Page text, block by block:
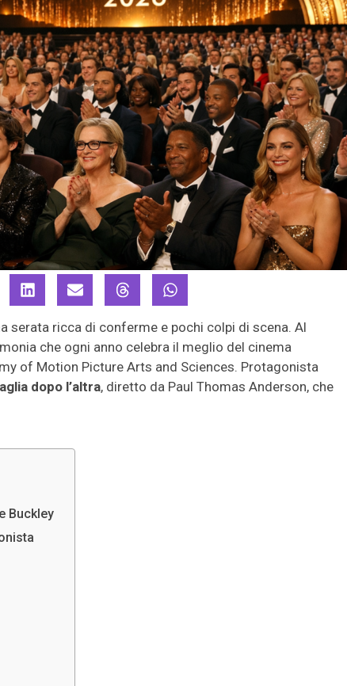
serata ricca di conferme e pochi colpi di scena. Al
che ogni anno celebra il meglio del cinema
of Motion Picture Arts and Sciences. Protagonista
dopo l’altra, diretto da Paul Thomas Anderson, che
Buckley